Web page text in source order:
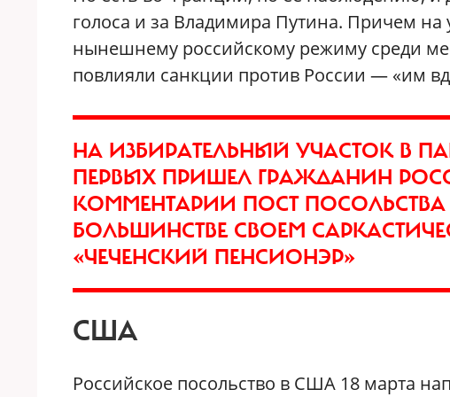
голоса и за Владимира Путина. Причем
нынешнему российскому режиму среди
повлияли санкции против России — «им
НА ИЗБИРАТЕЛЬНЫЙ УЧАСТОК В
ПЕРВЫХ ПРИШЕЛ ГРАЖДАНИН
КОММЕНТАРИИ ПОСТ ПОСОЛЬСТВА
БОЛЬШИНСТВЕ СВОЕМ
«ЧЕЧЕНСКИЙ ПЕНСИОНЭР»
США
Российское посольство в США 18 марта